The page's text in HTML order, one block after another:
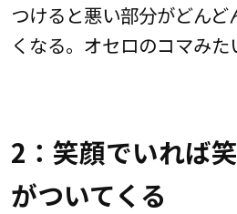
つけると悪い部分がどん
くなる。オセロのコマみた
2：笑顔でいれば
がついてくる